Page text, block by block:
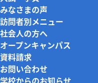
みなさまの声
訪問者別メニュー
社会人の方へ
オープンキャンパス
資料請求
お問い合わせ
学校からのお知らせ